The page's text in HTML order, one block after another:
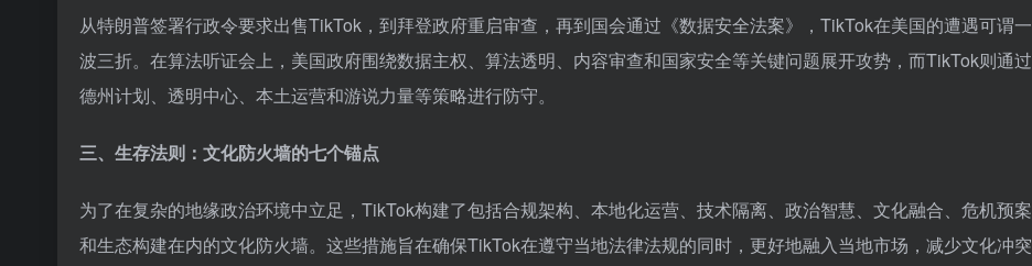
从特朗普签署行政令要求出售TikTok，到拜登政府重启审查，再到国会通过《数据安全法案》，TikTok在美国的遭遇可谓一
波三折。在算法听证会上，美国政府围绕数据主权、算法透明、内容审查和国家安全等关键问题展开攻势，而TikTok则通过
德州计划、透明中心、本土运营和游说力量等策略进行防守。
三、生存法则：文化防火墙的七个锚点
为了在复杂的地缘政治环境中立足，TikTok构建了包括合规架构、本地化运营、技术隔离、政治智慧、文化融合、危机预案
和生态构建在内的文化防火墙。这些措施旨在确保TikTok在遵守当地法律法规的同时，更好地融入当地市场，减少文化冲突